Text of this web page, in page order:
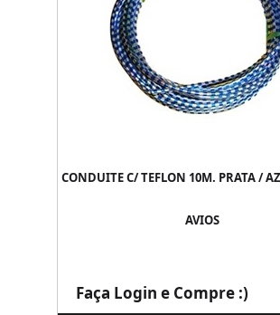
CONDUITE C/ TEFLON 10M. PRATA /
AVIOS
Faça Login e Compre :)